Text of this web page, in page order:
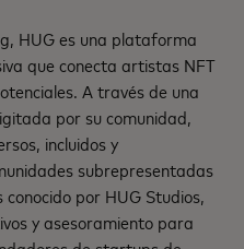
HUG es una plataforma
que conecta artistas NFT
A través de una
por su comunidad,
incluidos y
subrepresentadas
por HUG Studios,
y asesoramiento para